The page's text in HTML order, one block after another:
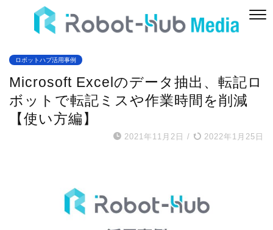
ロボットハブ活用事例
Microsoft Excelのデータ抽出、転記ロ
ボットで転記ミスや作業時間を削減
【使い方編】
2021年11月2日 / 2022年1月25日